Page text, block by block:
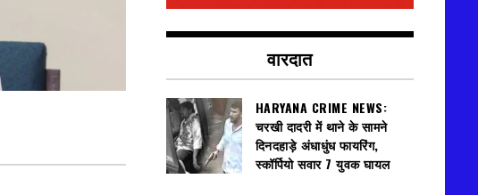
वारदात
HARYANA CRIME NEWS:
चरखी दादरी में थाने के सामने
दिनदहाड़े अंधाधुंध फायरिंग,
स्कॉर्पियो सवार 7 युवक घायल